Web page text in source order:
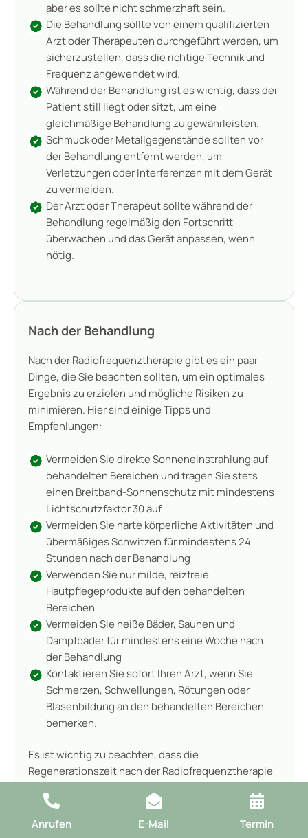
Anrufen E-Mail Termin
aber es sollte nicht schmerzhaft sein.
Die Behandlung sollte von einem qualifizierten
Arzt oder Therapeuten durchgeführt werden, um
sicherzustellen, dass die richtige Technik und
Frequenz angewendet wird.
Während der Behandlung ist es wichtig, dass der
Patient still liegt oder sitzt, um eine
gleichmäßige Behandlung zu gewährleisten.
Schmuck oder Metallgegenstände sollten vor
der Behandlung entfernt werden, um
Verletzungen oder Interferenzen mit dem Gerät
zu vermeiden.
Der Arzt oder Therapeut sollte während der
Behandlung regelmäßig den Fortschritt
überwachen und das Gerät anpassen, wenn
nötig.
Nach der Behandlung
Nach der Radiofrequenztherapie gibt es ein paar
Dinge, die Sie beachten sollten, um ein optimales
Ergebnis zu erzielen und mögliche Risiken zu
minimieren. Hier sind einige Tipps und
Empfehlungen:
Vermeiden Sie direkte Sonneneinstrahlung auf
behandelten Bereichen und tragen Sie stets
einen Breitband-Sonnenschutz mit mindestens
Lichtschutzfaktor 30 auf
Vermeiden Sie harte körperliche Aktivitäten und
übermäßiges Schwitzen für mindestens 24
Stunden nach der Behandlung
Verwenden Sie nur milde, reizfreie
Hautpflegeprodukte auf den behandelten
Bereichen
Vermeiden Sie heiße Bäder, Saunen und
Dampfbäder für mindestens eine Woche nach
der Behandlung
Kontaktieren Sie sofort Ihren Arzt, wenn Sie
Schmerzen, Schwellungen, Rötungen oder
Blasenbildung an den behandelten Bereichen
bemerken.
Es ist wichtig zu beachten, dass die
Regenerationszeit nach der Radiofrequenztherapie
Behandlungsdauer variieren kann. Sprechen Sie
daher mit Ihrem Arzt über die spezifischen